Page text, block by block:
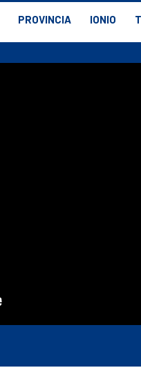
PROVINCIA IONIO